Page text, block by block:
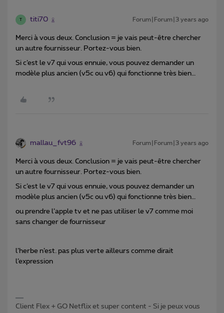
T titi70 Forum|Forum|3 years ago
Merci à vous deux. Conclusion = je vais peut-être chercher
un autre fournisseur. Portez-vous bien.
Si c’est le v7 qui vous ennuie, vous pouvez demander un
modèle plus ancien (v5c ou v6) qui fonctionne très bien…
mallau_fvt96 Forum|Forum|3 years ago
Merci à vous deux. Conclusion = je vais peut-être chercher
un autre fournisseur. Portez-vous bien.
Si c’est le v7 qui vous ennuie, vous pouvez demander un
modèle plus ancien (v5c ou v6) qui fonctionne très bien…
ou prendre l’apple tv et ne pas utiliser le v7 comme moi
sans changer de fournisseur
l’herbe n’est. pas plus verte ailleurs comme dirait
l’expression
Client Flex + GO Netflix et super content - Si je peux vous